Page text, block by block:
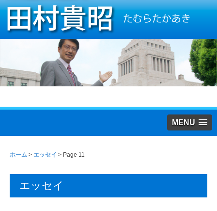
MENU
ホーム > エッセイ > Page 11
エッセイ